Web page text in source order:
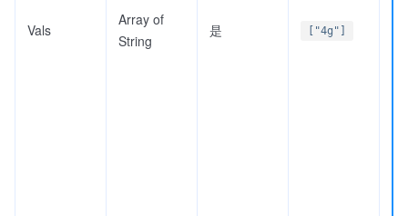
Vals
Array of
String
是 ["4g"]